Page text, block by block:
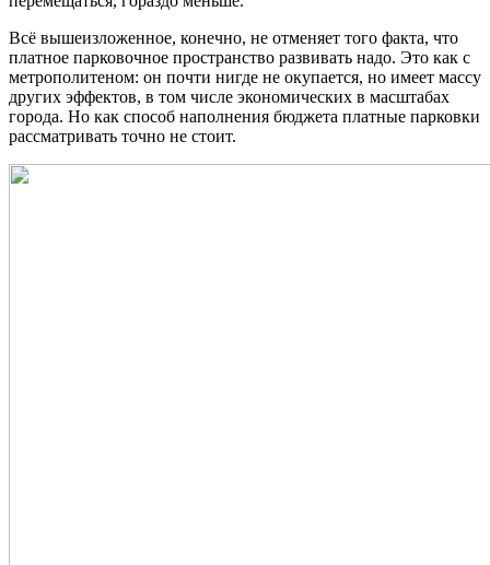
Всё вышеизложенное, конечно, не отменяет того факта, что
платное парковочное пространство развивать надо. Это как с
метрополитеном: он почти нигде не окупается, но имеет массу
других эффектов, в том числе экономических в масштабах
города. Но как способ наполнения бюджета платные парковки
рассматривать точно не стоит.